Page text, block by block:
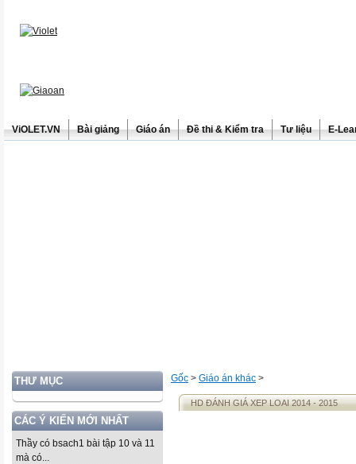
ViOLET.VN Bài giảng Giáo án Đề thi & Kiểm tra Tư liệu E-
THƯ MỤC
CÁC Ý KIẾN MỚI NHẤT
Thầy có bsach1 bài tập 10 và 11
mà có...
Gốc > Giáo án khác >
HD ĐÁNH GIÁ XEP LOAI 2014 - 2015